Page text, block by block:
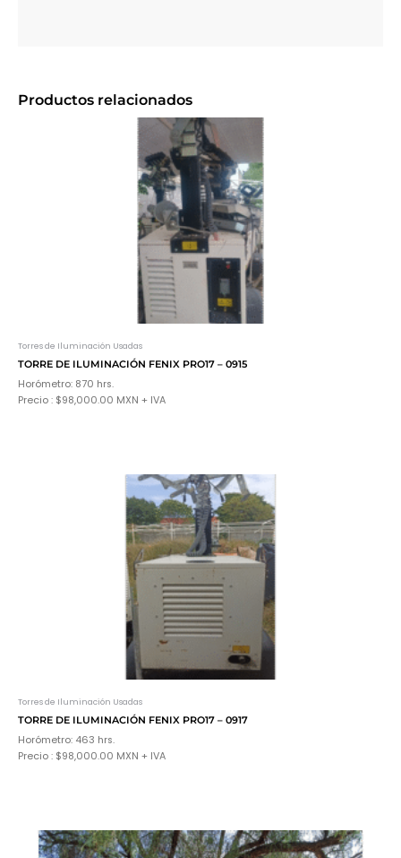
Productos relacionados
Torres de Iluminación Usadas
TORRE DE ILUMINACIÓN FENIX PRO17 – 0915
Horómetro: 870 hrs.
Precio : $98,000.00 MXN + IVA
Torres de Iluminación Usadas
TORRE DE ILUMINACIÓN FENIX PRO17 – 0917
Horómetro: 463 hrs.
Precio : $98,000.00 MXN + IVA